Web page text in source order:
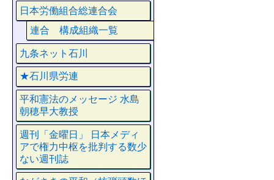
日本労働組合総連合会
連合 構成組織一覧
九条ネット石川
★石川県労連
平和憲法のメッセージ 水島
朝穂早大教授
週刊「金曜日」 日本メディ
アで権力中枢を批判する数少
ない週刊誌